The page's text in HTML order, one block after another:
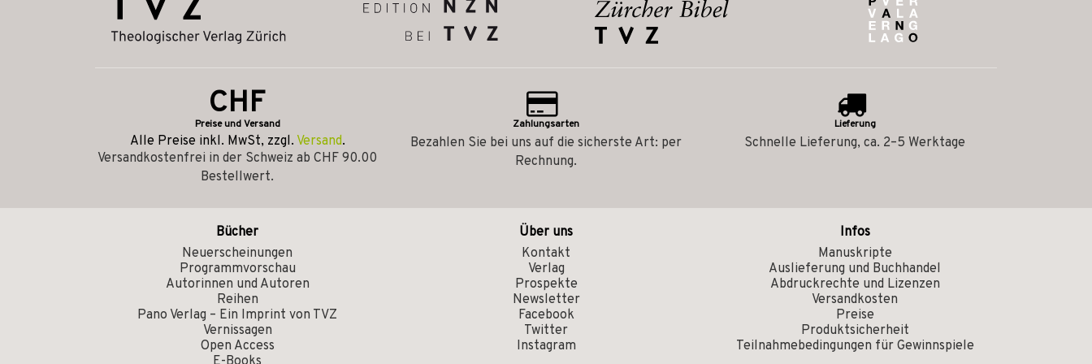
CHF
Preise und Versand
Alle Preise inkl. MwSt, zzgl. Versand.
Versandkostenfrei in der Schweiz ab CHF 90.00
Bestellwert.
Zahlungsarten
Bezahlen Sie bei uns auf die sicherste Art: per
Rechnung.
Lieferung
Schnelle Lieferung, ca. 2–5 Werktage
Bücher
Neuerscheinungen
Programmvorschau
Autorinnen und Autoren
Reihen
Pano Verlag – Ein Imprint von TVZ
Vernissagen
Open Access
Über uns
Kontakt
Verlag
Prospekte
Newsletter
Facebook
Twitter
Instagram
Infos
Manuskripte
Auslieferung und Buchhandel
Abdruckrechte und Lizenzen
Versandkosten
Preise
Produktsicherheit
Teilnahmebedingungen für Gewinnspiele